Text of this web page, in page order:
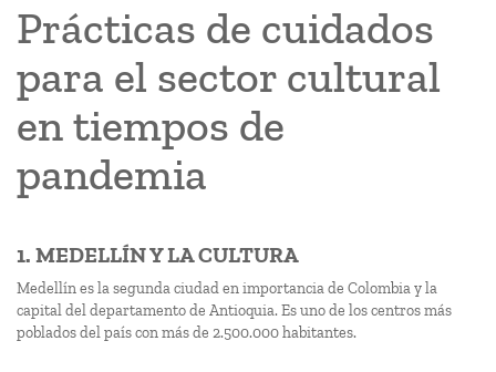
Prácticas de cuidados
para el sector cultural
en tiempos de
pandemia
1. MEDELLÍN Y LA CULTURA
Medellín es la segunda ciudad en importancia de Colombia y la
capital del departamento de Antioquia. Es uno de los centros más
poblados del país con más de 2.500.000 habitantes.